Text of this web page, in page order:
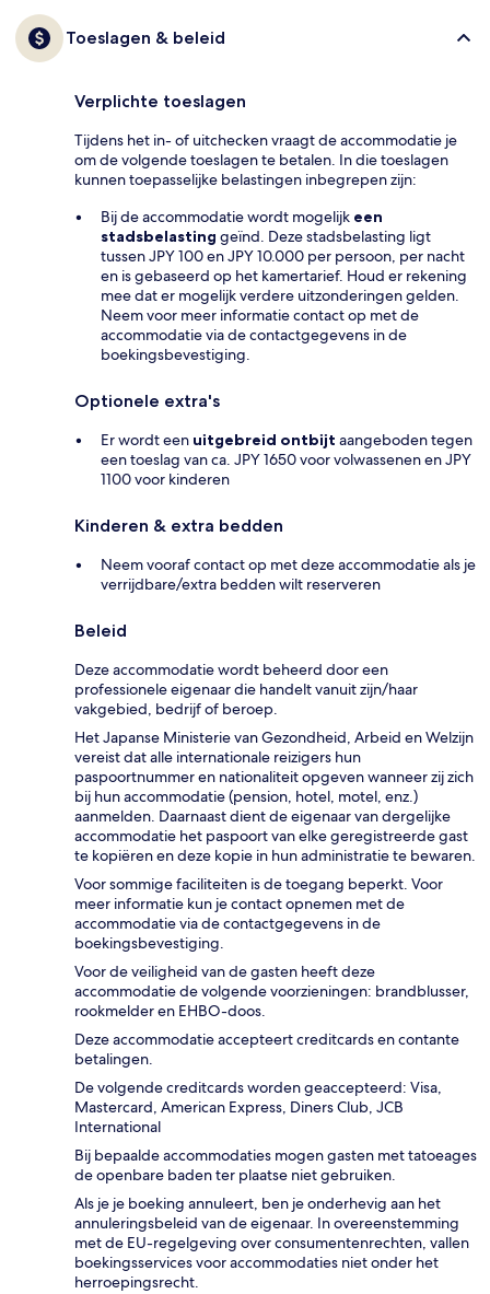
Toeslagen & beleid
Verplichte toeslagen
Tijdens het in- of uitchecken vraagt de accommodatie je
om de volgende toeslagen te betalen. In die toeslagen
kunnen toepasselijke belastingen inbegrepen zijn:
Bij de accommodatie wordt mogelijk een
stadsbelasting geïnd. Deze stadsbelasting ligt
tussen JPY 100 en JPY 10.000 per persoon, per nacht
en is gebaseerd op het kamertarief. Houd er rekening
mee dat er mogelijk verdere uitzonderingen gelden.
Neem voor meer informatie contact op met de
accommodatie via de contactgegevens in de
boekingsbevestiging.
Optionele extra's
Er wordt een uitgebreid ontbijt aangeboden tegen
een toeslag van ca. JPY 1650 voor volwassenen en JPY
1100 voor kinderen
Kinderen & extra bedden
Neem vooraf contact op met deze accommodatie als je
verrijdbare/extra bedden wilt reserveren
Beleid
Deze accommodatie wordt beheerd door een
professionele eigenaar die handelt vanuit zijn/haar
vakgebied, bedrijf of beroep.
Het Japanse Ministerie van Gezondheid, Arbeid en Welzijn
vereist dat alle internationale reizigers hun
paspoortnummer en nationaliteit opgeven wanneer zij zich
bij hun accommodatie (pension, hotel, motel, enz.)
aanmelden. Daarnaast dient de eigenaar van dergelijke
accommodatie het paspoort van elke geregistreerde gast
te kopiëren en deze kopie in hun administratie te bewaren.
Voor sommige faciliteiten is de toegang beperkt. Voor
meer informatie kun je contact opnemen met de
accommodatie via de contactgegevens in de
boekingsbevestiging.
Voor de veiligheid van de gasten heeft deze
accommodatie de volgende voorzieningen: brandblusser,
rookmelder en EHBO-doos.
Deze accommodatie accepteert creditcards en contante
betalingen.
De volgende creditcards worden geaccepteerd: Visa,
Mastercard, American Express, Diners Club, JCB
International
Bij bepaalde accommodaties mogen gasten met tatoeages
de openbare baden ter plaatse niet gebruiken.
Als je je boeking annuleert, ben je onderhevig aan het
annuleringsbeleid van de eigenaar. In overeenstemming
met de EU-regelgeving over consumentenrechten, vallen
boekingsservices voor accommodaties niet onder het
herroepingsrecht.